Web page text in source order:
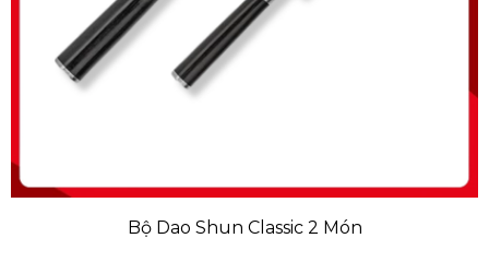
Bộ Dao Shun Classic 2 Món